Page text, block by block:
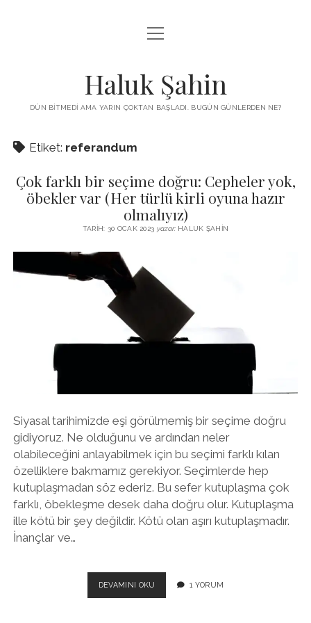
KUTUP YILDIZI
MENDIREK YAZILARI
İYI YAŞAM VE MUTLULUK ÜZERINE
BABIALI’DE CINAYET
GÜZEL MAVRELLA
BIZ KIMIZ?
DERS NOTLARI – LECTURE NOTES
YAZMADAN EDEMEDIM
HABERLER / NEWS
twitterfacebook
instagram
menüyü
aç
Haluk Şahin
DÜN BITMEDI AMA YARIN ÇOKTAN BAŞLADI. BUGÜN GÜNLERDEN NE?
Etiket: referandum
Çok farklı bir seçime doğru: Cepheler yok,
öbekler var (Her türlü kirli oyuna hazır
olmalıyız)
TARIH: 30 OCAK 2023 yazar:HALUK ŞAHIN
Siyasal tarihimizde eşi görülmemiş bir seçime doğru
gidiyoruz. Ne olduğunu ve ardından neler
olabileceğini anlayabilmek için bu seçimi farklı kılan
özelliklere bakmamız gerekiyor. Seçimlerde hep
kutuplaşmadan söz ederiz. Bu sefer kutuplaşma çok
farklı, öbekleşme desek daha doğru olur. Kutuplaşma
ille kötü bir şey değildir. Kötü olan aşırı kutuplaşmadır.
İnançlar ve…
DEVAMINI OKU
FARKLI
1 YORUM